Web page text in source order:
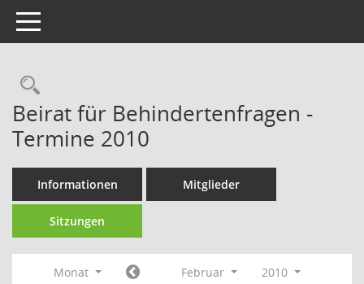
Toggle navigation
Rechercheauswahl
Beirat für Behindertenfragen -
Termine 2010
Informationen Mitglieder
Sitzungen
Monat Februar
2010